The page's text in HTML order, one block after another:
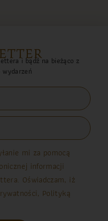
i bądź na bieżąco z
mi za pomocą
informacji
Oświadczam, iż
Polityką